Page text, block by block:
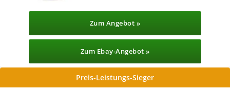
Zum Angebot »
Zum Ebay-Angebot »
Preis-Leistungs-Sieger